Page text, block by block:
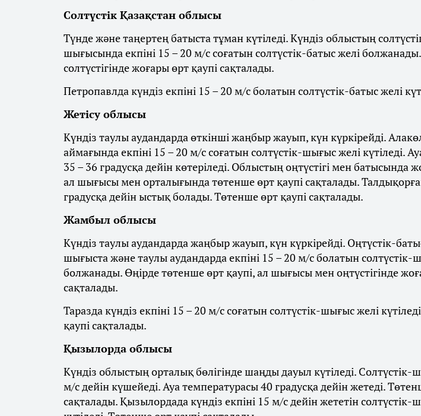
Солтүстік Қазақстан облысы
Түнде және таңертең батыста тұман күтіледі. Күндіз облыстың
шығысында екпіні 15 – 20 м/с соғатын солтүстік-батыс желі
солтүстігінде жоғары өрт қаупі сақталады.
Петропавлда күндіз екпіні 15 – 20 м/с болатын солтүстік-батыс желі
Жетісу облысы
Күндіз таулы аудандарда өткінші жаңбыр жауып, күн күркірейді.
аймағында екпіні 15 – 20 м/с соғатын солтүстік-шығыс желі күтіледі.
35 – 36 градусқа дейін көтеріледі. Облыстың оңтүстігі мен батысында
ал шығысы мен орталығында төтенше өрт қаупі сақталады.
градусқа дейін ыстық болады. Төтенше өрт қаупі сақталады.
Жамбыл облысы
Күндіз таулы аудандарда жаңбыр жауып, күн күркірейді. Оңтүстік-
шығыста және таулы аудандарда екпіні 15 – 20 м/с болатын солтүстік-
болжанады. Өңірде төтенше өрт қаупі, ал шығысы мен оңтүстігінде
сақталады.
Таразда күндіз екпіні 15 – 20 м/с соғатын солтүстік-шығыс желі
қаупі сақталады.
Қызылорда облысы
Күндіз облыстың орталық бөлігінде шаңды дауыл күтіледі. Солтүстік-
м/с дейін күшейеді. Ауа температурасы 40 градусқа дейін жетеді.
сақталады. Қызылордада күндіз екпіні 15 м/с дейін жететін солтүстік-